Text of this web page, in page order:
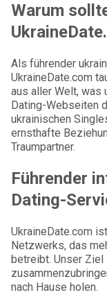
Warum
Als führender
UkraineDate.com
aus aller Welt, was
Dating-Webseiten
ukrainischen
ernsthafte
Traumpartner.
Führender
Dating-
UkraineDate.com
Netzwerks, das
betreibt. Unser
nach Hause holen.